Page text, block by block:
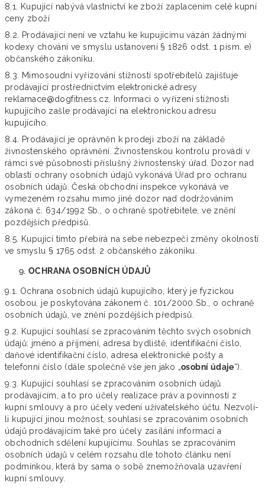
8.1. Kupující nabývá vlastnictví ke zboží zaplacením celé kupní
ceny zboží
8.2. Prodávající není ve vztahu ke kupujícímu vázán žádnými
kodexy chování ve smyslu ustanovení § 1826 odst. 1 písm. e)
občanského zákoníku.
8.3. Mimosoudní vyřizování stížností spotřebitelů zajišťuje
prodávající prostřednictvím elektronické adresy
reklamace@dogfitness.cz. Informaci o vyřízení stížnosti
kupujícího zašle prodávající na elektronickou adresu
kupujícího.
8.4.
Prodávající je oprávněn k prodeji zboží na základě
živnostenského oprávnění. Živnostenskou kontrolu provádí v
rámci své působnosti příslušný živnostenský úřad. Dozor nad
oblastí ochrany osobních údajů vykonává Úřad pro ochranu
osobních údajů. Česká obchodní inspekce vykonává ve
vymezeném rozsahu mimo jiné dozor nad dodržováním
zákona č. 634/1992 Sb., o ochraně spotřebitele, ve znění
pozdějších předpisů.
8.5.
Kupující tímto přebírá na sebe nebezpečí změny okolností
ve smyslu § 1765 odst. 2 občanského zákoníku.
OCHRANA OSOBNÍCH ÚDAJŮ
9.1. Ochrana osobních údajů kupujícího, který je fyzickou
osobou, je poskytována zákonem č. 101/2000 Sb., o ochraně
osobních údajů, ve znění pozdějších předpisů.
9.2. Kupující souhlasí se zpracováním těchto svých osobních
údajů: jméno a příjmení, adresa bydliště, identifikační číslo,
daňové identifikační číslo, adresa elektronické pošty a
telefonní číslo (dále společně vše jen jako „osobní údaje“).
9.3. Kupující souhlasí se zpracováním osobních údajů
prodávajícím, a to pro účely realizace práv a povinností z
kupní smlouvy a pro účely vedení uživatelského účtu. Nezvolí-
li kupující jinou možnost, souhlasí se zpracováním osobních
údajů prodávajícím také pro účely zasílání informací a
obchodních sdělení kupujícímu. Souhlas se zpracováním
osobních údajů v celém rozsahu dle tohoto článku není
podmínkou, která by sama o sobě znemožňovala uzavření
kupní smlouvy.